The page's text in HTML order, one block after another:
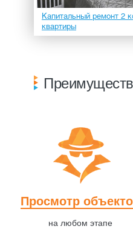
Капитальный ремонт 2
квартиры
Просмотр
на любом этапе